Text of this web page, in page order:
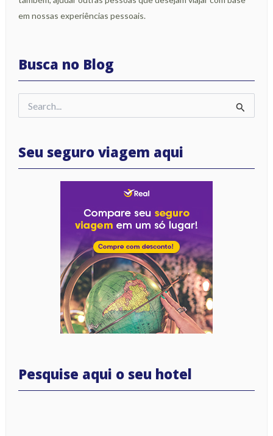
em nossas experiências pessoais.
Busca no Blog
Pesquisar
por:
Seu seguro viagem aqui
Pesquise aqui o seu hotel